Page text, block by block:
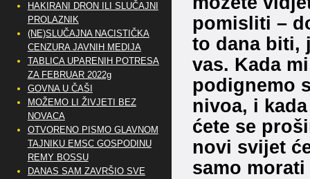
pomisliti –
to dana biti,
vas. Kada
podignemo
nivoa, i
ćete se
novi svijet
samo
HAKIRANI DRON ILI SLUČAJNI
PROLAZNIK
(NE)SLUČAJNA NACISTIČKA
CENZURA JAVNIH MEDIJA
TABLICA UPARENIH POTRESA
ZA FEBRUAR 2022g
GOVNA U ČAŠI
MOŽEMO LI ŽIVJETI BEZ
NOVACA
OTVORENO PISMO GLAVNOM
TAJNIKU EMSC GOSPODINU
REMY BOSSU
DANAS SAM ZAVRŠIO SVE